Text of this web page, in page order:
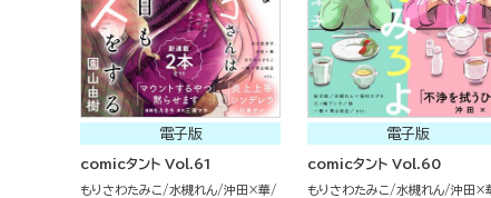
電子版
comicタント Vol.61
もりさわたみこ 水槻れん 沖田×華
電子版
comicタント Vol.60
もりさわたみこ 水槻れん 沖田×